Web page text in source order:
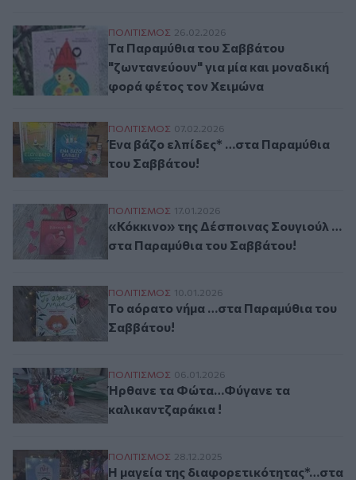
Τα Παραμύθια του Σαββάτου
ΠΟΛΙΤΙΣΜΟΣ 26.02.2026
Τα Παραμύθια του Σαββάτου
"ζωντανεύουν" για μία και μοναδική
φορά φέτος τον Χειμώνα
Ένα βάζο ελπίδες* …στα Παραμύθια του
ΠΟΛΙΤΙΣΜΟΣ 07.02.2026
Ένα βάζο ελπίδες* …στα Παραμύθια
του Σαββάτου!
«Κόκκινο» της Δέσποινας Σουγιούλ
ΠΟΛΙΤΙΣΜΟΣ 17.01.2026
«Κόκκινο» της Δέσποινας Σουγιούλ …
στα Παραμύθια του Σαββάτου!
Το αόρατο νήμα …στα Παραμύθια του
ΠΟΛΙΤΙΣΜΟΣ 10.01.2026
Το αόρατο νήμα …στα Παραμύθια του
Σαββάτου!
Ήρθανε τα Φώτα…Φύγανε τα
ΠΟΛΙΤΙΣΜΟΣ 06.01.2026
Ήρθανε τα Φώτα…Φύγανε τα
καλικαντζαράκια !
Η μαγεία της διαφορετικότητας*…στα
ΠΟΛΙΤΙΣΜΟΣ 28.12.2025
Η μαγεία της διαφορετικότητας*…στα